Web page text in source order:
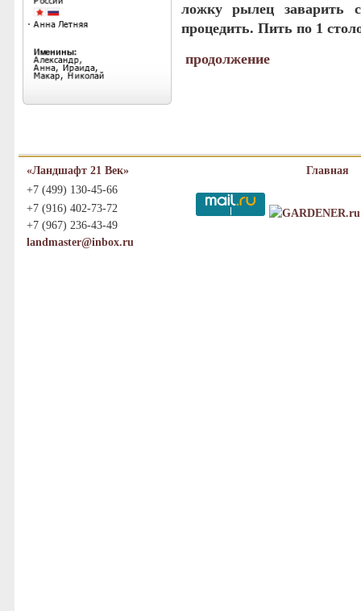
ложку рылец заварить
проце­дить. Пить по 1
продолжение
«Ландшафт 21 Век»
+7 (499) 130-45-66
+7 (916) 402-73-72
+7 (967) 236-43-49
landmaster@inbox.ru
Главная